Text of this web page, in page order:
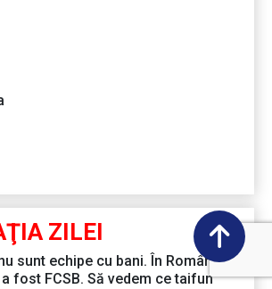
ZILEI
sunt echipe cu bani. În România
fost FCSB. Să vedem ce taifun